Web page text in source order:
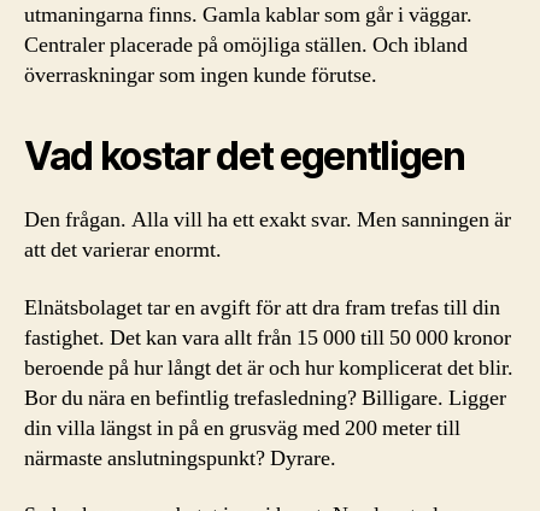
utmaningarna finns. Gamla kablar som går i väggar.
Centraler placerade på omöjliga ställen. Och ibland
överraskningar som ingen kunde förutse.
Vad kostar det egentligen
Den frågan. Alla vill ha ett exakt svar. Men sanningen är
att det varierar enormt.
Elnätsbolaget tar en avgift för att dra fram trefas till din
fastighet. Det kan vara allt från 15 000 till 50 000 kronor
beroende på hur långt det är och hur komplicerat det blir.
Bor du nära en befintlig trefasledning? Billigare. Ligger
din villa längst in på en grusväg med 200 meter till
närmaste anslutningspunkt? Dyrare.